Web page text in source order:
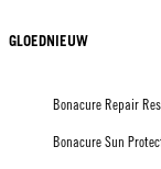
GLOEDNIEUW
Bonacure Repair
Bonacure Sun